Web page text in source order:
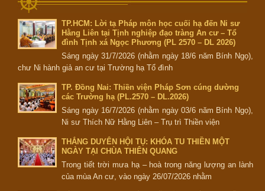
TP.HCM: Lời tạ Pháp môn học cuối hạ đến Ni sư
Hằng Liên tại Tịnh nghiệp đạo tràng An cư – Tổ
đình Tịnh xá Ngọc Phương (PL 2570 – DL 2026)
Sáng ngày 31/7/2026 (nhằm ngày 18/6 năm Bính Ngọ),
chư Ni hành giả an cư tại Trường hạ Tổ đình
TP. Đồng Nai: Thiền viện Pháp Sơn cúng dường
các Trường hạ (PL.2570 – DL.2026)
Sáng ngày 16/7/2026 (nhằm ngày 03/6 năm Bính Ngọ),
Ni sư Thích Nữ Hằng Liên – Trụ trì Thiền viện
THẮNG DUYÊN HỘI TỤ: KHÓA TU THIỀN MỘT
NGÀY TẠI CHÙA THIÊN QUANG
Trong tiết trời mưa hạ – hoà trong năng lượng an lành
của mùa An cư, vào ngày 26/07/2026 nhằm